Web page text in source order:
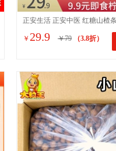
正安生活 正安中医 红糖山楂
楂块酸甜开胃口感浓郁
￥ 29.9 ￥79 （3.8折）